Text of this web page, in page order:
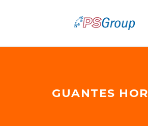
GUANTES